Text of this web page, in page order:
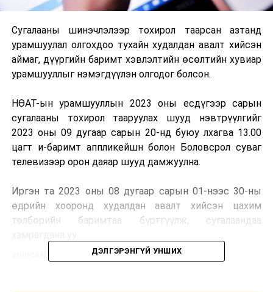
Сугалааны шинэчлэлээр тохирол таарсан азтанд
урамшуулал олгохдоо тухайн худалдан авалт хийсэн
аймаг, дүүргийн баримт хэвлэлтийн өсөлтийн хувиар
урамшууллыг нэмэгдүүлэн олгодог болсон.
НӨАТ-ын урамшууллын 2023 оны есдүгээр сарын
сугалааны тохирол тааруулах шууд нэвтрүүлгийг
2023 оны 09 дугаар сарын 20-нд буюу лхагва 13.00
цагт и-баримт аппликейшн болон Боловсрол суваг
телевизээр орон даяар шууд дамжуулна.
Иргэн та 2023 оны 08 дугаар сарын 01-нээс 30-ны
өдрийн хооронд худалдан авалт хийсэн цахим
төлбөрийн баримтаа бүртгүүлж, сугалаандаа
ДЭЛГЭРЭНГҮЙ УНШИХ